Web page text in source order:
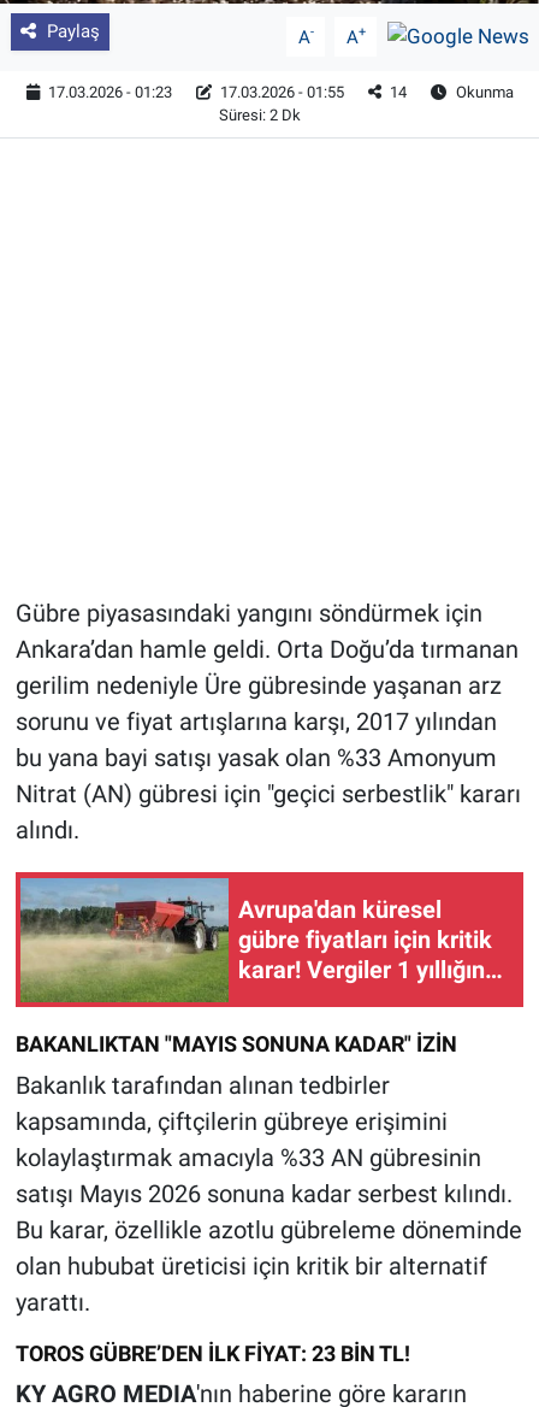
Paylaş A- A+
17.03.2026 - 01:23 17.03.2026 - 01:55 14
Okunma
Süresi: 2 Dk
Gübre piyasasındaki yangını söndürmek için
Ankara’dan hamle geldi. Orta Doğu’da tırmanan
gerilim nedeniyle Üre gübresinde yaşanan arz
sorunu ve fiyat artışlarına karşı, 2017 yılından
bu yana bayi satışı yasak olan %33 Amonyum
Nitrat (AN) gübresi için "geçici serbestlik" kararı
alındı.
Avrupa'dan küresel
gübre fiyatları için kritik
karar! Vergiler 1 yıllığına
sıfırlandı
BAKANLIKTAN "MAYIS SONUNA KADAR" İZİN
Bakanlık tarafından alınan tedbirler
kapsamında, çiftçilerin gübreye erişimini
kolaylaştırmak amacıyla %33 AN gübresinin
satışı Mayıs 2026 sonuna kadar serbest kılındı.
Bu karar, özellikle azotlu gübreleme döneminde
olan hububat üreticisi için kritik bir alternatif
yarattı.
TOROS GÜBRE’DEN İLK FİYAT: 23 BİN TL!
KY AGRO MEDIA'nın haberine göre kararın
Tohum